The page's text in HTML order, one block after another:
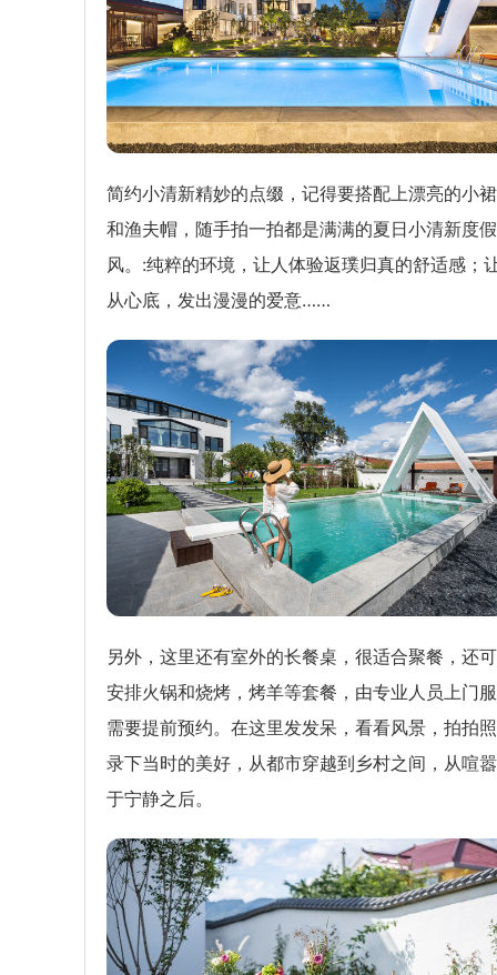
简约小清新精妙的点缀，记得要搭配上漂亮的小
和渔夫帽，随手拍一拍都是满满的夏日小清新度假
风。:纯粹的环境，让人体验返璞归真的舒适感；
从心底，发出漫漫的爱意……
另外，这里还有室外的长餐桌，很适合聚餐，还
安排火锅和烧烤，烤羊等套餐，由专业人员上门
需要提前预约。在这里发发呆，看看风景，拍拍
录下当时的美好，从都市穿越到乡村之间，从喧
于宁静之后。